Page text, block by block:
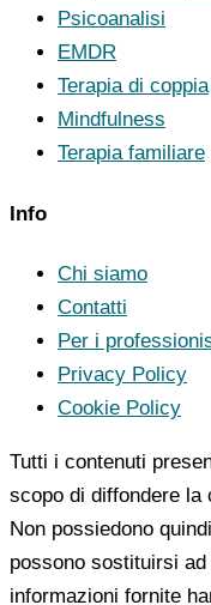
Psicoanalisi
EMDR
Terapia di coppia
Mindfulness
Terapia familiare
Info
Chi siamo
Contatti
Per i
Privacy Policy
Cookie Policy
Tutti i contenuti
scopo di diffondere la
Non possiedono
possono sostituirsi
informazioni fornite